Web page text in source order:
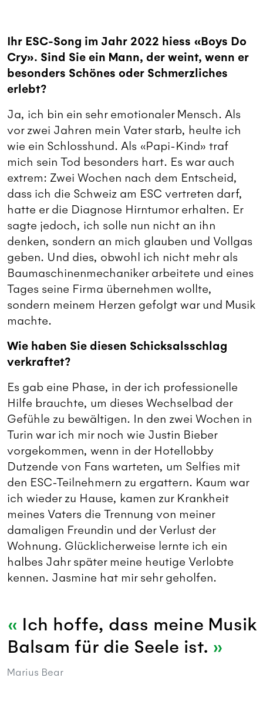
Ihr ESC-Song im Jahr 2022 hiess «Boys Do
Cry». Sind Sie ein Mann, der weint, wenn er
besonders Schönes oder Schmerzliches
erlebt?
Ja, ich bin ein sehr emotionaler Mensch. Als
vor zwei Jahren mein Vater starb, heulte ich
wie ein Schlosshund. Als «Papi-Kind» traf
mich sein Tod besonders hart. Es war auch
extrem: Zwei Wochen nach dem Entscheid,
dass ich die Schweiz am ESC vertreten darf,
hatte er die Diagnose Hirntumor erhalten. Er
sagte jedoch, ich solle nun nicht an ihn
denken, sondern an mich glauben und Vollgas
geben. Und dies, obwohl ich nicht mehr als
Baumaschinenmechaniker arbeitete und eines
Tages seine Firma übernehmen wollte,
sondern meinem Herzen gefolgt war und Musik
machte.
Wie haben Sie diesen Schicksalsschlag
verkraftet?
Es gab eine Phase, in der ich professionelle
Hilfe brauchte, um dieses Wechselbad der
Gefühle zu bewältigen. In den zwei Wochen in
Turin war ich mir noch wie Justin Bieber
vorgekommen, wenn in der Hotellobby
Dutzende von Fans warteten, um Selfies mit
den ESC-Teilnehmern zu ergattern. Kaum war
ich wieder zu Hause, kamen zur Krankheit
meines Vaters die Trennung von meiner
damaligen Freundin und der Verlust der
Wohnung. Glücklicherweise lernte ich ein
halbes Jahr später meine heutige Verlobte
kennen. Jasmine hat mir sehr geholfen.
Ich hoffe, dass meine Musik
Balsam für die Seele ist.
Marius Bear